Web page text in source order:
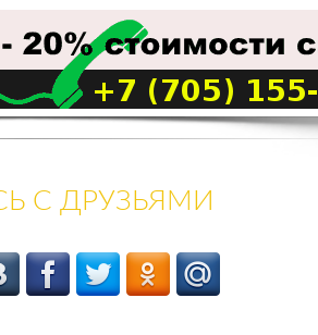
С ДРУЗЬЯМИ